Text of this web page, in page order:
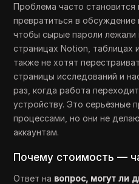
Проблема часто
превратиться в обсуждение
чтобы сырые пароли лежали
страницах Notion, таблицах
также не хотят
страницы исследований и
раз, когда работа
устройству. Это серьёзные
процессами, но они не
аккаунтам.
Почему стоимость —
Ответ на вопрос, могут ли